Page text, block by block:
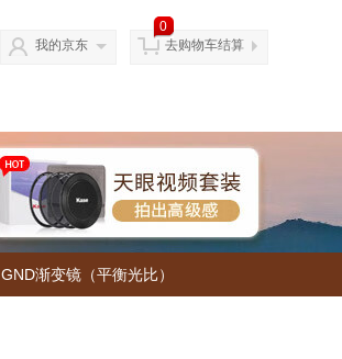
我的京东
0
去购物车结算
GND渐变镜（平衡光比）